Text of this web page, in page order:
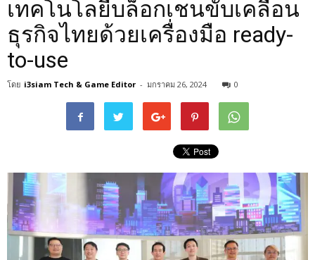
เทคโนโลยีบล็อกเชนขับเคลื่อน
ธุรกิจไทยด้วยเครื่องมือ ready-
to-use
โดย i3siam Tech & Game Editor - มกราคม 26, 2024 0